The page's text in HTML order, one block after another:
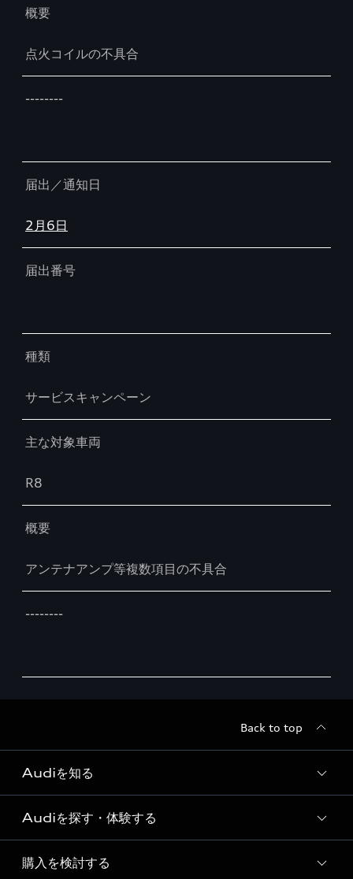
概要
点火コイルの不具合
--------
届出／通知日
2月6日
届出番号
種類
サービスキャンペーン
主な対象車両
R8
概要
アンテナアンプ等複数項目の不具合
--------
Back to top
Audiを知る
Audi ブランド
Story of Progress
Audiを探す・体験する
ディーラー検索
購入を検討する